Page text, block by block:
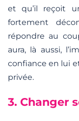
et qu’il reçoit
fortement
répondre au
aura, là aussi,
confiance en lui
privée.
3. Changer